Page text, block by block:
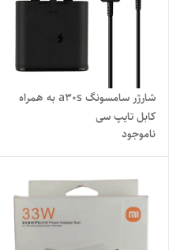
شارژر سامسونگ a30s به همراه
کابل تایپ سی
ناموجود